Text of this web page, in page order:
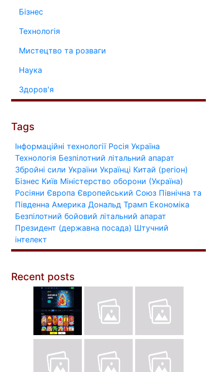
Бізнес
Технологія
Мистецтво та розваги
Наука
Здоров'я
Tags
Інформаційні технології Росія Україна
Технологія Безпілотний літальний апарат
Збройні сили України Українці Китай (регіон)
Бізнес Київ Міністерство оборони (Україна)
Росіяни Європа Європейський Союз Північна та
Південна Америка Дональд Трамп Економіка
Безпілотний бойовий літальний апарат
Президент (державна посада) Штучний
інтелект
Recent posts